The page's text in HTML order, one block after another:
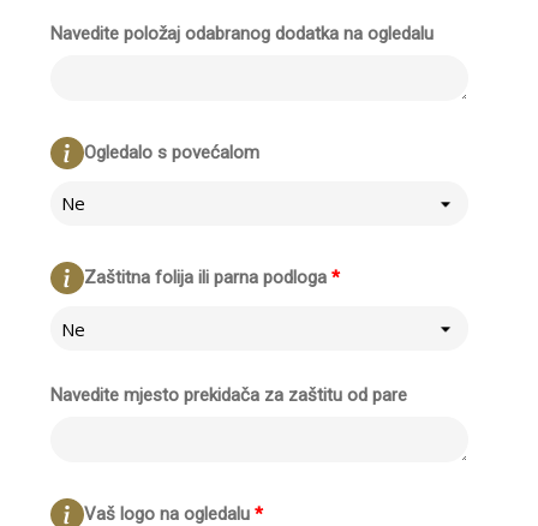
Navedite položaj odabranog dodatka na ogledalu
Ogledalo s povećalom
Ne
*
Zaštitna folija ili parna podloga
Ne
Navedite mjesto prekidača za zaštitu od pare
*
Vaš logo na ogledalu